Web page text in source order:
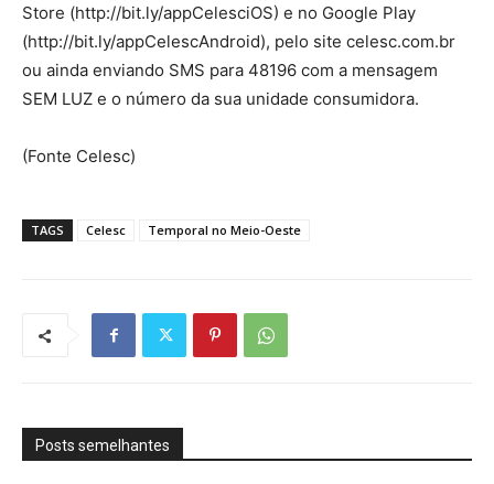
Store (http://bit.ly/appCelesciOS) e no Google Play
(http://bit.ly/appCelescAndroid), pelo site celesc.com.br
ou ainda enviando SMS para 48196 com a mensagem
SEM LUZ e o número da sua unidade consumidora.
(Fonte Celesc)
TAGS Celesc Temporal no Meio-Oeste
Posts semelhantes